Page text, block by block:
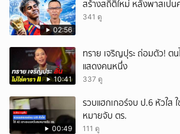
02:56
สร้างสถิติใหม่ หลังพาสเปน
341 ดู
10:41
ทราย เจริญปุระ ถ่อมตัว! ตน
แสดงคนหนึ่ง
337 ดู
00:49
รวบแฮกเกอร์จบ ป.6 หัวใส ใ
หมายจับ ตร.
111 ดู